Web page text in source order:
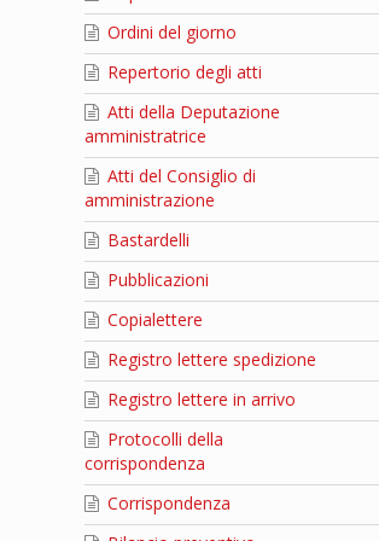
Ordini del giorno
Repertorio degli atti
Atti della Deputazione
amministratrice
Atti del Consiglio di
amministrazione
Bastardelli
Pubblicazioni
Copialettere
Registro lettere spedizione
Registro lettere in arrivo
Protocolli della
corrispondenza
Corrispondenza